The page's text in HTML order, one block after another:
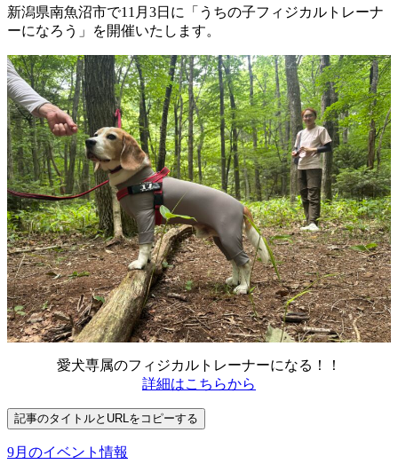
新潟県南魚沼市で11月3日に「うちの子フィジカルトレーナ
ーになろう」を開催いたします。
愛犬専属のフィジカルトレーナーになる！！
詳細はこちらから
記事のタイトルとURLをコピーする
9月のイベント情報